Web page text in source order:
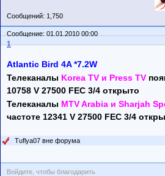
Сообщений: 1,750
Сообщение: 01.01.2010 00:00
1
Atlantic Bird 4A *7.2W
Телеканалы Korea TV и Press TV
10758 V 27500 FEC 3/4 oткрыто
Телеканалы MTV Arabia и Sharjah
частоте 12341 V 27500 FEC 3/4
Tuflya07 вне форума
Войдите, чтобы благодарить